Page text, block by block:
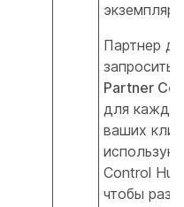
Партнер
запросить
Partner
для
ваших
Control
чтобы